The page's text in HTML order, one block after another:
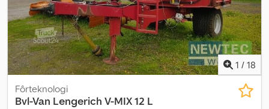
1 / 18
Fôrteknologi
Bvl-Van Lengerich V-MIX 12 L